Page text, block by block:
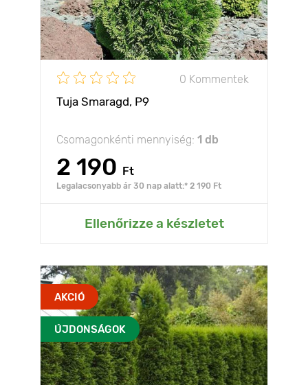
0 Kommentek
Tuja Smaragd, Р9
Csomagonkénti mennyiség: 1 db
2 190 Ft
Legalacsonyabb ár 30 nap alatt:* 2 190 Ft
Ellenőrizze a készletet
AKCIÓ
ÚJDONSÁGOK